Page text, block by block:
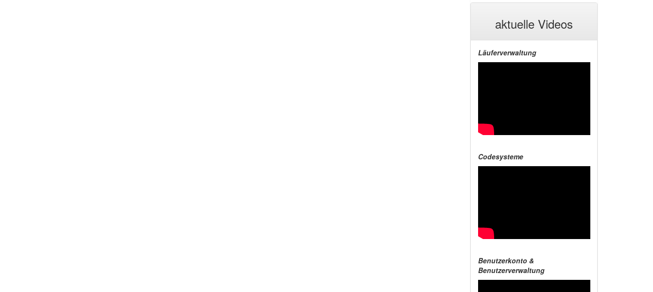
aktuelle Videos
Läuferverwaltung
Codesysteme
Benutzerkonto &
Benutzerverwaltung